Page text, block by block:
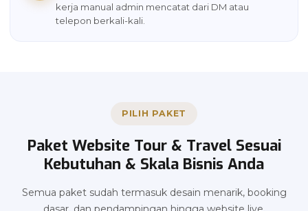
kerja manual admin mencatat dari DM atau
telepon berkali-kali.
PILIH PAKET
Paket Website Tour & Travel Sesuai
Kebutuhan & Skala Bisnis Anda
Semua paket sudah termasuk desain menarik, booking